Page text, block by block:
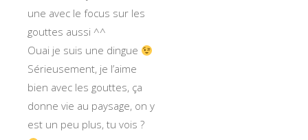
une avec le focus sur les
gouttes aussi ^^
Ouai je suis une dingue
Sérieusement, je l’aime
bien avec les gouttes, ça
donne vie au paysage, on y
est un peu plus, tu vois ?